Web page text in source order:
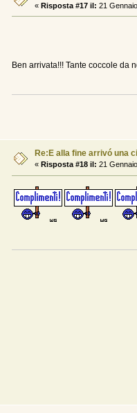
« Risposta #17 il: 21
Ben arrivata!!! Tante coccole da
Re:E alla fine arrivó una
« Risposta #18 il: 21